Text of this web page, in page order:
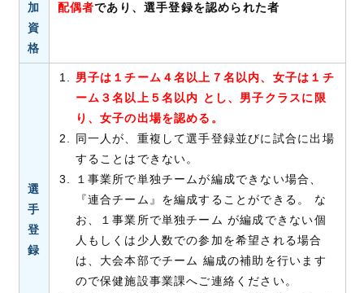
加
資
格
配偶者であり、選手登録を認められた者
選
手
登
録
男子は１チーム４名以上７名以内、女子は１チ
ーム３名以上５名以内 とし、男子クラスに限
り、女子の出場を認める。
同一人が、重複して選手登録並びに試合に出場
することはできない。
１事業所で単独チームが編成できない場合、
『連合チーム』を編成することができる。 な
お、１事業所で単独チーム が編成できない個
人もしくは少人数での参加を希望される場合
は、大会本部でチーム 編成の補助を行います
ので保健施設事業課へご連絡ください。